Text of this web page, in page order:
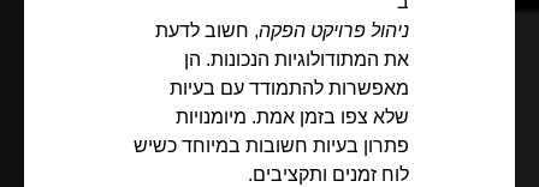
ניהול פרויקט הפקה, חשוב לדעת
את המתודולוגיות הנכונות. הן
מאפשרות להתמודד עם בעיות
שלא צפו בזמן אמת. מיומנויות
פתרון בעיות חשובות במיוחד כשיש
לוח זמנים ותקציבים.